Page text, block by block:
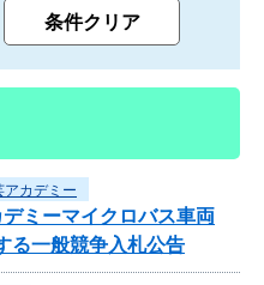
アカデミー
デミーマイクロバス車両
る一般競争入札公告